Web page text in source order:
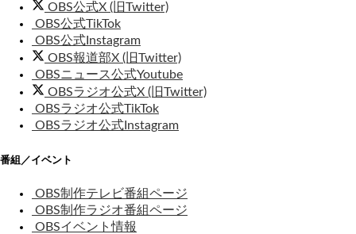
OBS公式X (旧Twitter)
OBS公式TikTok
OBS公式Instagram
OBS報道部X (旧Twitter)
OBSニュース公式Youtube
OBSラジオ公式X (旧Twitter)
OBSラジオ公式TikTok
OBSラジオ公式Instagram
番組／イベント
OBS制作テレビ番組ページ
OBS制作ラジオ番組ページ
OBSイベント情報